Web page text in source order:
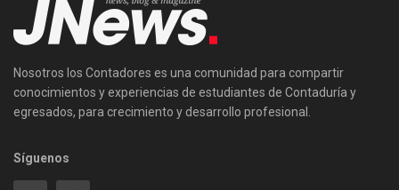
Nosotros los Contadores es una comunidad para compartir
conocimientos y experiencias de estudiantes de Contaduría y
egresados, para crecimiento y desarrollo profesional.
Síguenos